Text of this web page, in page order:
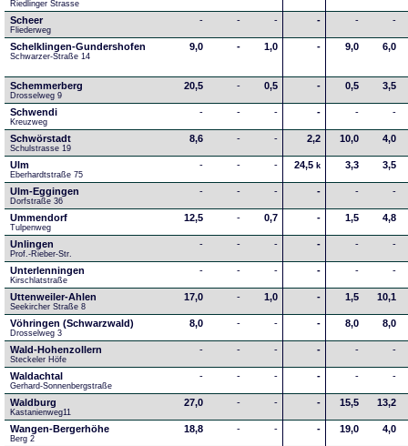
Riedlinger Strasse
Scheer
Fliederweg
- - - - - -
Schelklingen-Gundershofen
Schwarzer-Straße 14
9,0 - 1,0 - 9,0 6,0
Schemmerberg
Drosselweg 9
20,5 - 0,5 - 0,5 3,5
Schwendi
Kreuzweg
- - - - - -
Schwörstadt
Schulstrasse 19
8,6 - - 2,2 10,0 4,0
Ulm
Eberhardtstraße 75
- - - 24,5 k 3,3 3,5
Ulm-Eggingen
Dorfstraße 36
- - - - - -
Ummendorf
Tulpenweg
12,5 - 0,7 - 1,5 4,8
Unlingen
Prof.-Rieber-Str.
- - - - - -
Unterlenningen
Kirschlatstraße
- - - - - -
Uttenweiler-Ahlen
Seekircher Straße 8
17,0 - 1,0 - 1,5 10,1
Vöhringen (Schwarzwald)
Drosselweg 3
8,0 - - - 8,0 8,0
Wald-Hohenzollern
Steckeler Höfe
- - - - - -
Waldachtal
Gerhard-Sonnenbergstraße
- - - - - -
Waldburg
Kastanienweg11
27,0 - - - 15,5 13,2
Wangen-Bergerhöhe
Berg 2
18,8 - - - 19,0 4,0